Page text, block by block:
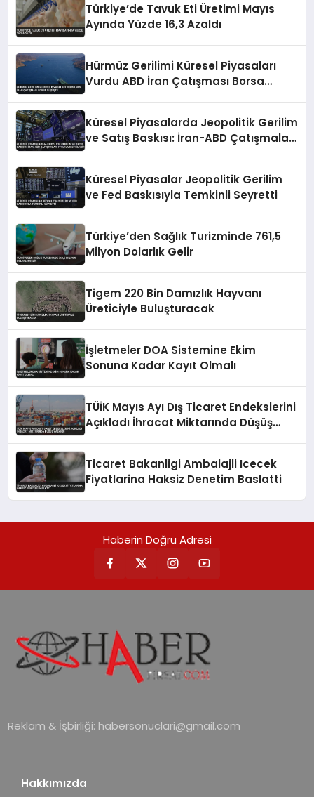
Türkiye’de Tavuk Eti Üretimi Mayıs
Ayında Yüzde 16,3 Azaldı
Hürmüz Gerilimi Küresel Piyasaları
Vurdu ABD İran Çatışması Borsa
Küresel Piyasalarda Jeopolitik Gerilim
ve Satış Baskısı: İran-ABD Çatışmaları
Küresel Piyasalar Jeopolitik Gerilim
ve Fed Baskısıyla Temkinli Seyretti
Türkiye’den Sağlık Turizminde 761,5
Milyon Dolarlık Gelir
Tigem 220 Bin Damızlık Hayvanı
Üreticiyle Buluşturacak
İşletmeler DOA Sistemine Ekim
Sonuna Kadar Kayıt Olmalı
TÜİK Mayıs Ayı Dış Ticaret Endekslerini
Açıkladı İhracat Miktarında Düşüş
Ticaret Bakanligi Ambalajli Icecek
Fiyatlarina Haksiz Denetim Baslatti
Haberin Doğru Adresi
Reklam & İşbirliği: habersonuclari@gmail.com
Hakkımızda